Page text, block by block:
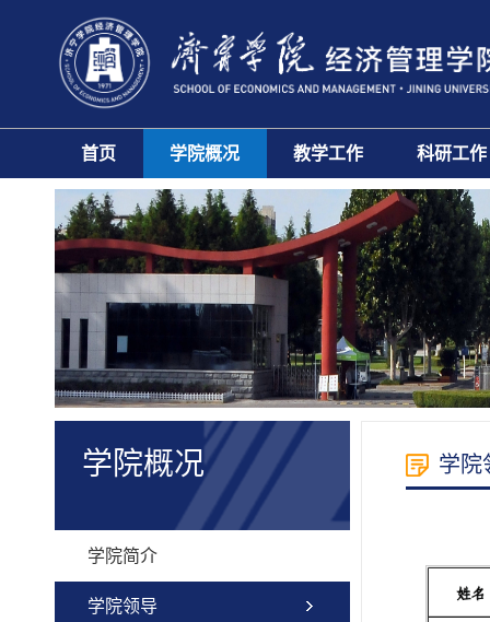
首页 学院概况 教学工作 科研工作
学院概况
学院简介
学院领导
学院